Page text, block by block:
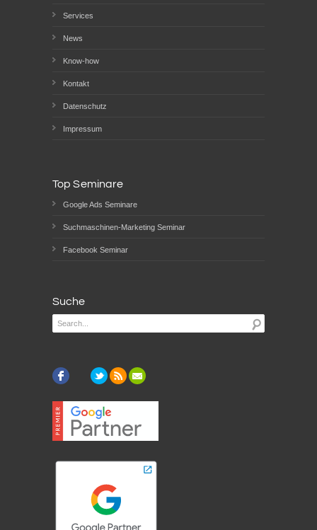
Services
News
Know-how
Kontakt
Datenschutz
Impressum
Top Seminare
Google Ads Seminare
Suchmaschinen-Marketing Seminar
Facebook Seminar
Suche